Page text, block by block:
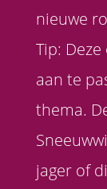
nieuwe
Tip:
aan te
thema.
jager of